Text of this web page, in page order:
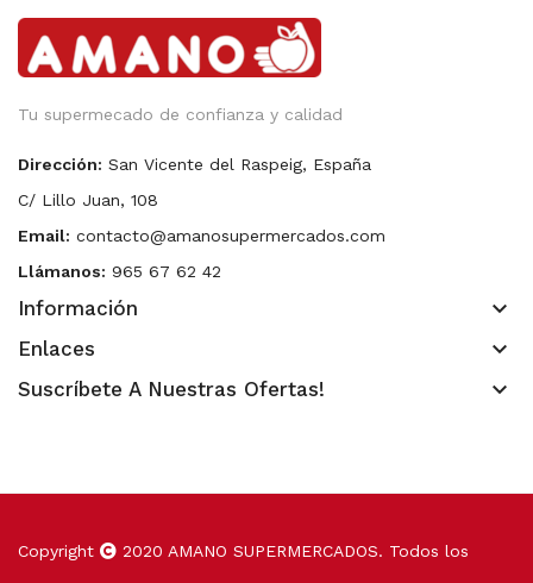
Tu supermecado de confianza y calidad
Dirección: San Vicente del Raspeig, España
C/ Lillo Juan, 108
Email: contacto@amanosupermercados.com
Llámanos: 965 67 62 42
Información keyboard_arrow_down
Enlaces keyboard_arrow_down
Suscríbete A Nuestras Ofertas! keyboard_arrow_down
Copyright 2020 AMANO SUPERMERCADOS. Todos los